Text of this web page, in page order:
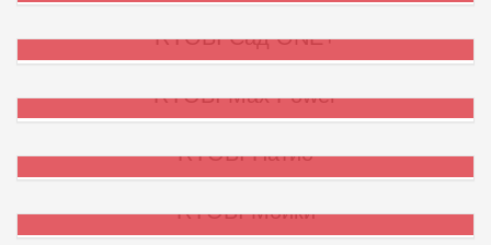
RYOBI Сад ONE+
RYOBI Max Power
RYOBI Патио
RYOBI Мойки